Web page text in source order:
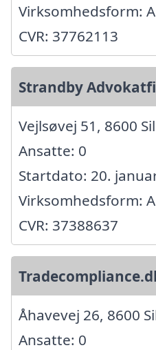
Virksomhedsform:
CVR: 37762113
Strandby
Vejlsøvej 51, 8600
Ansatte: 0
Startdato: 20.
Virksomhedsform:
CVR: 37388637
Åhavevej 26, 8600
Ansatte: 0